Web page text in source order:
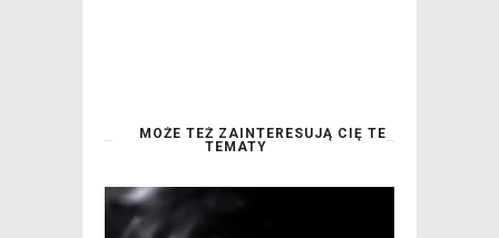
MOŻE TEŻ ZAINTERESUJĄ CIĘ TE
TEMATY